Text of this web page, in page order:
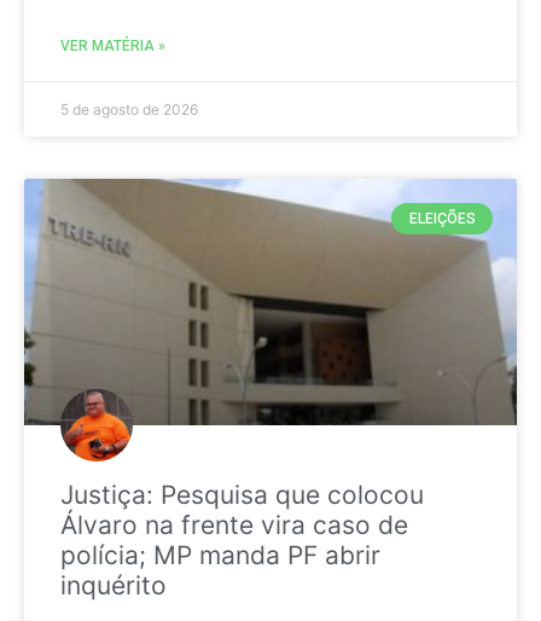
VER MATÉRIA »
5 de agosto de 2026
ELEIÇÕES
Justiça: Pesquisa que colocou
Álvaro na frente vira caso de
polícia; MP manda PF abrir
inquérito